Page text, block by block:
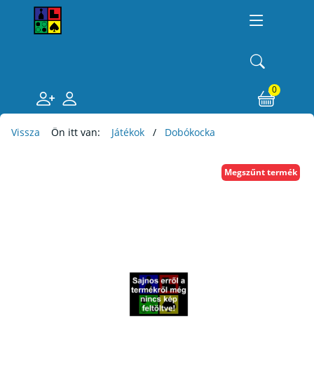
0
Vissza Ön itt van: Játékok Dobókocka
Megszűnt termék